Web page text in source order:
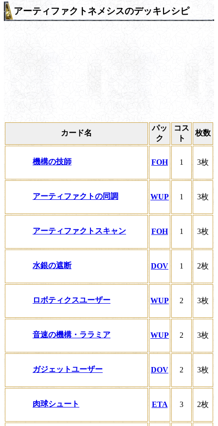
アーティファクトネメシスのデッキレシピ
カード名
パッ
ク
コス
ト
枚数
機構の技師 FOH 1 3枚
アーティファクトの同調 WUP 1 3枚
アーティファクトスキャン FOH 1 3枚
水銀の遮断 DOV 1 2枚
ロボティクスユーザー WUP 2 3枚
音速の機構・ララミア WUP 2 3枚
ガジェットユーザー DOV 2 3枚
肉球シュート ETA 3 2枚